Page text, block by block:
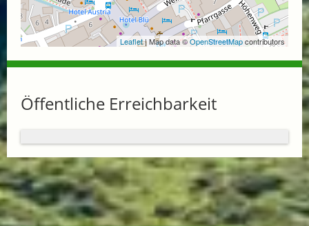
Leaflet| Map data ©OpenStreetMapcontributors
Öffentliche Erreichbarkeit